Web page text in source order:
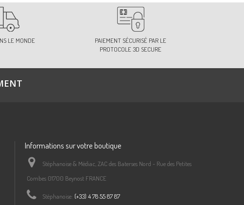
Ref: S4080P90C98
LE MONDE
PAIEMENT SÉCURISÉ PAR LE
PROTOCOLE 3D SECURE
Informations sur votre boutique
Stéphanoise & Médiac, ZAC des Baterses Nord - Rue des Petites
Combes 01700 Beynost FRANCE
Stéphanoise: (+33) 4 78 55 87 87